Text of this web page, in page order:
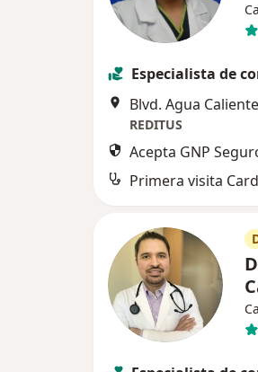
Especialista de
REDITUS
Acepta GNP
Primera visita